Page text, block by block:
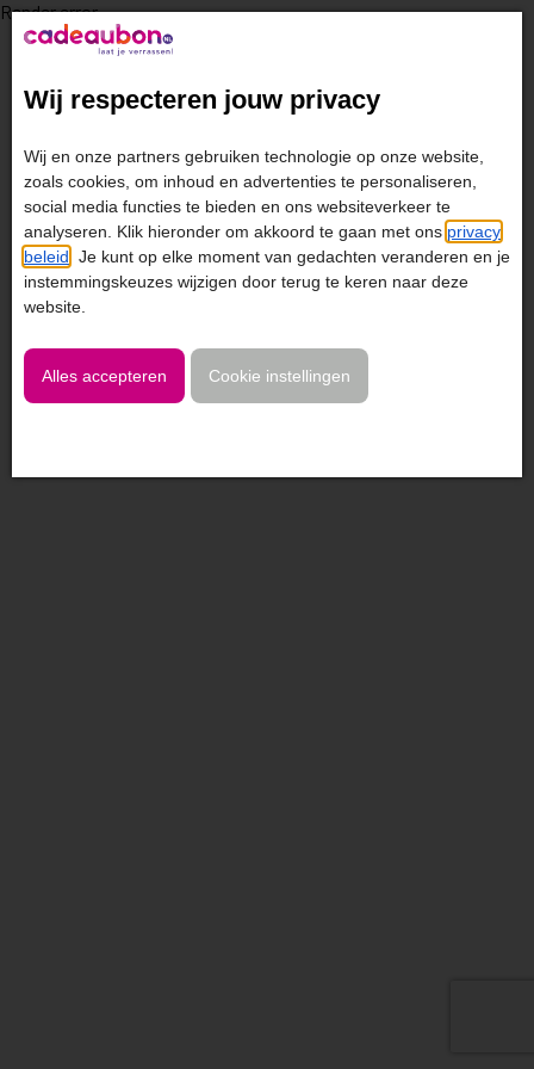
Render error
Wij respecteren jouw privacy
Wij en onze partners gebruiken technologie op onze website,
zoals cookies, om inhoud en advertenties te personaliseren,
social media functies te bieden en ons websiteverkeer te
analyseren. Klik hieronder om akkoord te gaan met ons privacy
beleid . Je kunt op elke moment van gedachten veranderen en je
instemmingskeuzes wijzigen door terug te keren naar deze
website.
Alles accepteren Cookie instellingen